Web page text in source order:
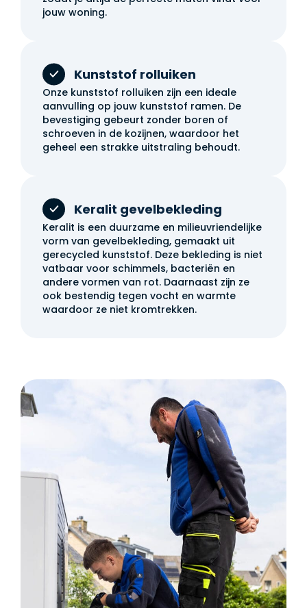
jouw woning.
Kunststof rolluiken
Onze kunststof rolluiken zijn een ideale
aanvulling op jouw kunststof ramen. De
bevestiging gebeurt zonder boren of
schroeven in de kozijnen, waardoor het
geheel een strakke uitstraling behoudt.
Keralit gevelbekleding
Keralit is een duurzame en milieuvriendelijke
vorm van gevelbekleding, gemaakt uit
gerecycled kunststof. Deze bekleding is niet
vatbaar voor schimmels, bacteriën en
andere vormen van rot. Daarnaast zijn ze
ook bestendig tegen vocht en warmte
waardoor ze niet kromtrekken.